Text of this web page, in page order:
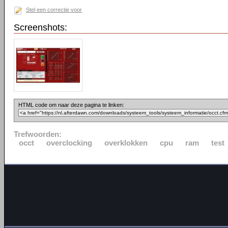
Stel een correctie voor
Screenshots:
HTML code om naar deze pagina te linken:
Trefwoorden:
occt
overclocking overklokken cpu ram test